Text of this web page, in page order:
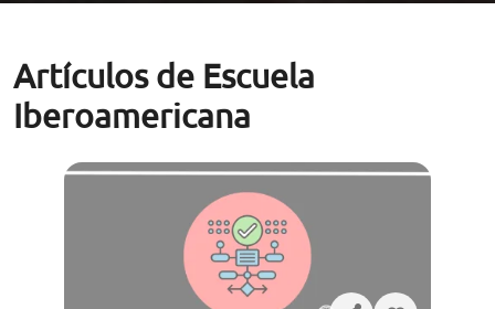
Artículos de Escuela
Iberoamericana